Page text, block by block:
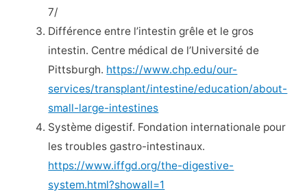
7/
Différence entre l’intestin grêle et le gros
intestin. Centre médical de l’Université de
Pittsburgh. https://www.chp.edu/our-
services/transplant/intestine/education/about-
small-large-intestines
Système digestif. Fondation internationale pour
les troubles gastro-intestinaux.
https://www.iffgd.org/the-digestive-
system.html?showall=1